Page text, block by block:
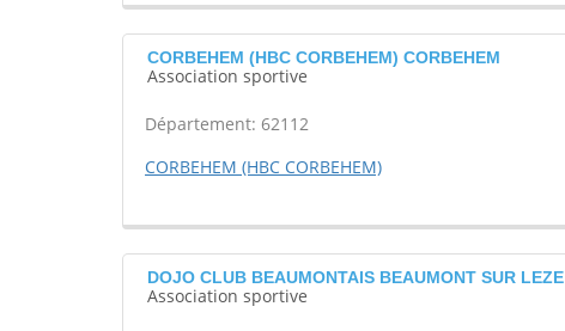
CORBEHEM (HBC CORBEHEM) CORBEHEM
Association sportive
Département: 62112
CORBEHEM (HBC CORBEHEM)
DOJO CLUB BEAUMONTAIS BEAUMONT SUR LEZE
Association sportive